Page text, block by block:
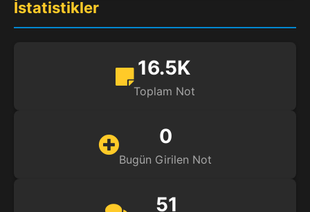
İstatistikler
16.5K
Toplam Not
0
Bugün Girilen Not
51